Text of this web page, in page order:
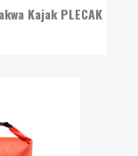
Kajak PLECAK